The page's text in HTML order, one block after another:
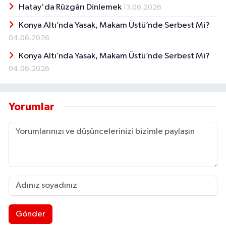
Hatay'da Rüzgârı Dinlemek 13.06.2026
Konya Altı’nda Yasak, Makam Üstü’nde Serbest Mi?
04.06.2026
Konya Altı’nda Yasak, Makam Üstü’nde Serbest Mi?
04.06.2026
Yorumlar
Gönder